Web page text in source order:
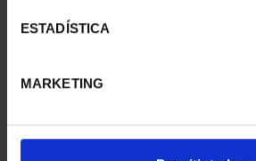
ESTADÍSTICA
MARKETING